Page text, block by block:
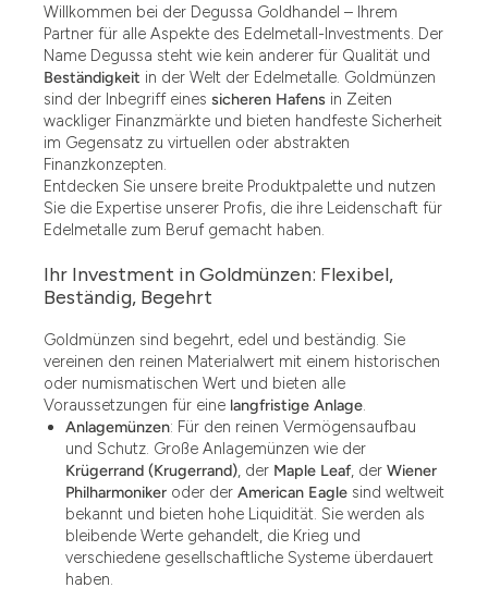
Willkommen bei der Degussa Goldhandel – Ihrem
Partner für alle Aspekte des Edelmetall-Investments. Der
Name Degussa steht wie kein anderer für Qualität und
Beständigkeit in der Welt der Edelmetalle. Goldmünzen
sind der Inbegriff eines sicheren Hafens in Zeiten
wackliger Finanzmärkte und bieten handfeste Sicherheit
im Gegensatz zu virtuellen oder abstrakten
Finanzkonzepten.
Entdecken Sie unsere breite Produktpalette und nutzen
Sie die Expertise unserer Profis, die ihre Leidenschaft für
Edelmetalle zum Beruf gemacht haben.
Ihr Investment in Goldmünzen: Flexibel,
Beständig, Begehrt
Goldmünzen sind begehrt, edel und beständig. Sie
vereinen den reinen Materialwert mit einem historischen
oder numismatischen Wert und bieten alle
Voraussetzungen für eine langfristige Anlage.
Anlagemünzen: Für den reinen Vermögensaufbau
und Schutz. Große Anlagemünzen wie der
Krügerrand (Krugerrand), der Maple Leaf, der Wiener
Philharmoniker oder der American Eagle sind weltweit
bekannt und bieten hohe Liquidität. Sie werden als
bleibende Werte gehandelt, die Krieg und
verschiedene gesellschaftliche Systeme überdauert
haben.